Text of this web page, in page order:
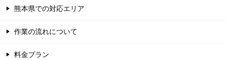
熊本県での対応エリア
作業の流れについて
料金プラン